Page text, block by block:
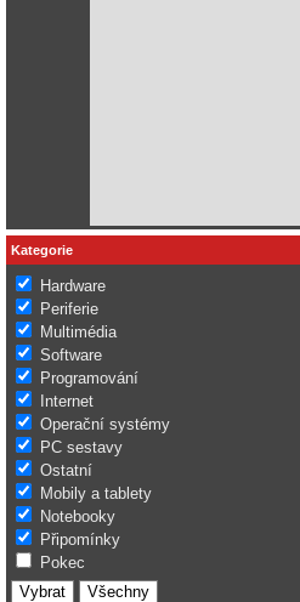
Kategorie
Hardware
Periferie
Multimédia
Software
Programování
Internet
Operační systémy
PC sestavy
Ostatní
Mobily a tablety
Notebooky
Připomínky
Pokec